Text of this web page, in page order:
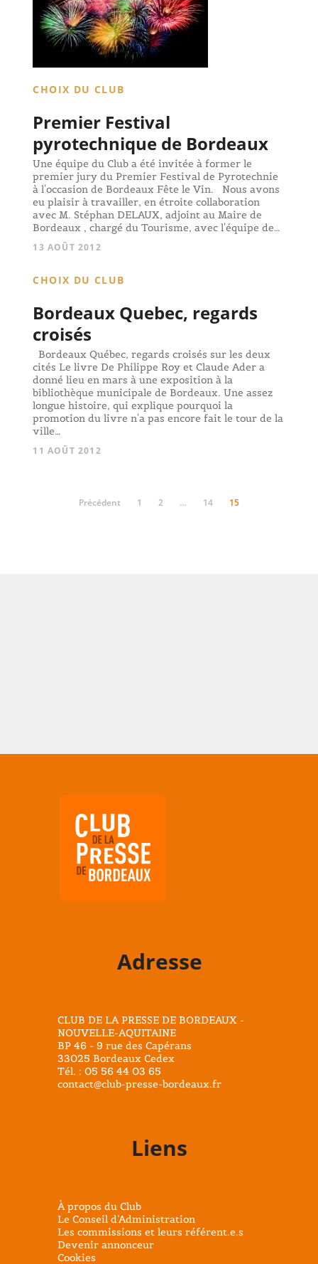
CHOIX DU CLUB
Premier Festival
pyrotechnique de Bordeaux
Une équipe du Club a été invitée à former le
premier jury du Premier Festival de Pyrotechnie
à l'occasion de Bordeaux Fête le Vin. Nous avons
eu plaisir à travailler, en étroite collaboration
avec M. Stéphan DELAUX, adjoint au Maire de
Bordeaux , chargé du Tourisme, avec l'équipe de…
13 AOÛT 2012
CHOIX DU CLUB
Bordeaux Quebec, regards
croisés
Bordeaux Québec, regards croisés sur les deux
cités Le livre De Philippe Roy et Claude Ader a
donné lieu en mars à une exposition à la
bibliothèque municipale de Bordeaux. Une assez
longue histoire, qui explique pourquoi la
promotion du livre n'a pas encore fait le tour de la
ville…
11 AOÛT 2012
Précédent 1 2 … 14 15
Adresse
CLUB DE LA PRESSE DE BORDEAUX -
NOUVELLE-AQUITAINE
BP 46 - 9 rue des Capérans
33025 Bordeaux Cedex
Tél. : 05 56 44 03 65
contact@club-presse-bordeaux.fr
Liens
À propos du Club
Le Conseil d’Administration
Les commissions et leurs référent.e.s
Devenir annonceur
Cookies